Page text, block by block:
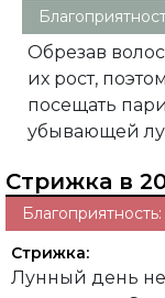
Обрезав
их рост,
посещать
убывающей
Стрижка в
Благоприятность:
Стрижка:
Лунный день не